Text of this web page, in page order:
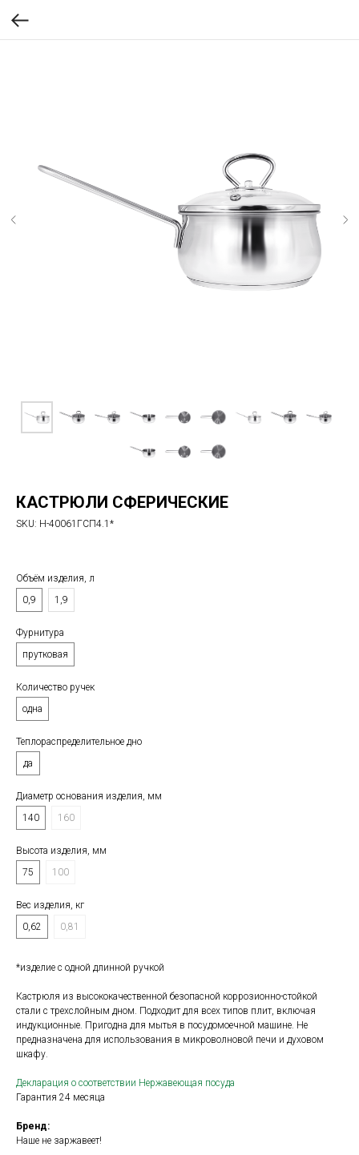
КАСТРЮЛИ СФЕРИЧЕСКИЕ
SKU: Н-40061ГСП4.1*
Объём изделия, л
0,9
1,9
Фурнитура⠀⠀⠀⠀⠀⠀⠀⠀⠀⠀⠀⠀⠀⠀⠀⠀⠀⠀⠀⠀⠀
прутковая
Количество ручек⠀⠀⠀⠀⠀⠀⠀⠀⠀⠀⠀⠀⠀⠀
одна
Теплораспределительное дно⠀⠀⠀⠀
да
Диаметр основания изделия, мм⠀
140
160
Высота изделия, мм⠀⠀⠀⠀⠀⠀⠀⠀⠀⠀⠀⠀
75
100
Вес изделия, кг⠀⠀⠀⠀⠀⠀⠀⠀⠀⠀⠀⠀⠀⠀⠀
0,62
0,81
*изделие с одной длинной ручкой
Кастрюля из высококачественной безопасной коррозионно-стойкой
стали с трехслойным дном. Подходит для всех типов плит, включая
индукционные. Пригодна для мытья в посудомоечной машине. Не
предназначена для использования в микроволновой печи и духовом
шкафу.
Декларация о соответствии Нержавеющая посуда
Гарантия 24 месяца
Бренд:
Наше не заржавеет!